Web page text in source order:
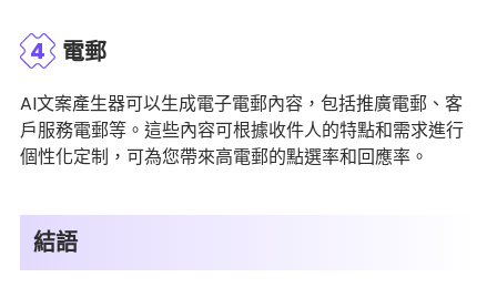
4 電郵
AI文案產生器可以生成電子電郵內容，包括推廣電郵、客
戶服務電郵等。這些內容可根據收件人的特點和需求進行
個性化定制，可為您帶來高電郵的點選率和回應率。
結語